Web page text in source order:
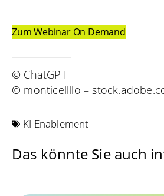
Zum Webinar On Demand
© ChatGPT
© monticellllo –
KI Enablement
Das könnte Sie auch